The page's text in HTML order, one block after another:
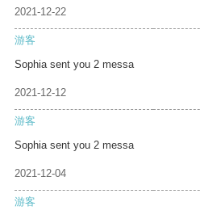
2021-12-22
游客
Sophia sent you 2 messa
2021-12-12
游客
Sophia sent you 2 messa
2021-12-04
游客